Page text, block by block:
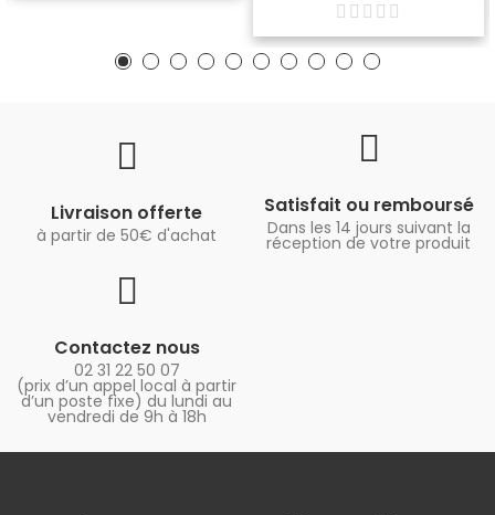
Livraison offerte
à partir de 50€ d'achat
Satisfait ou remboursé
Dans les 14 jours suivant la
réception de votre produit
Contactez nous
02 31 22 50 07
(prix d’un appel local à partir
d’un poste fixe) du lundi au
vendredi de 9h à 18h